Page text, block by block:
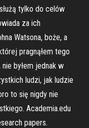
tylko do celów
za ich
Watsona, boże, a
pragnąłem tego
byłem jednak w
ludzi, jak ludzie
to się nigdy nie
Academia.edu
papers.